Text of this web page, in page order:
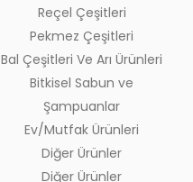
Reçel Çeşitleri
Pekmez Çeşitleri
Bal Çeşitleri Ve Arı Ürünleri
Bitkisel Sabun ve
Şampuanlar
Ev/Mutfak Ürünleri
Diğer Ürünler
Diğer Ürünler